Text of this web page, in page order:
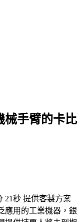
械手臂的卡比
21秒 提供客製方案
應用的工業機器，銀